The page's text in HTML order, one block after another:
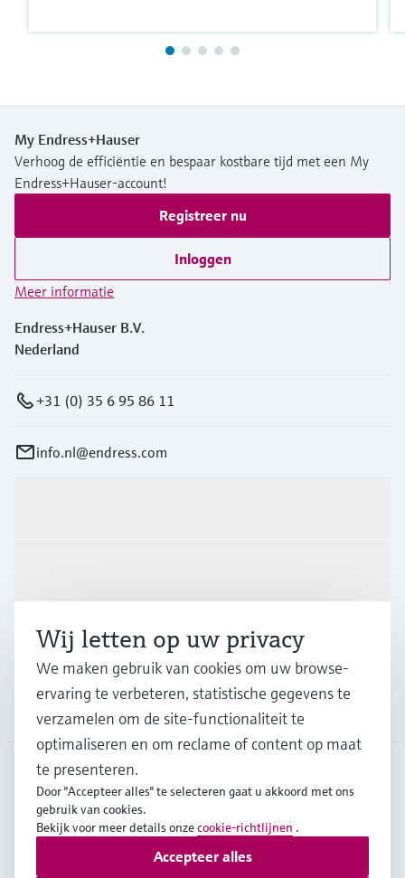
My Endress+Hauser
Verhoog de efficiëntie en bespaar kostbare tijd met een My
Endress+Hauser-account!
Registreer nu
Inloggen
Meer informatie
Endress+Hauser B.V.
Nederland
+31 (0) 35 6 95 86 11
info.nl@endress.com
Support
NLD•Nederlands
Copyright © Endress+Hauser Group Services AG
Wij letten op uw privacy
We maken gebruik van cookies om uw browse-
ervaring te verbeteren, statistische gegevens te
verzamelen om de site-functionaliteit te
optimaliseren en om reclame of content op maat
te presenteren.
Door "Accepteer alles" te selecteren gaat u akkoord met ons
gebruik van cookies.
Bekijk voor meer details onzecookie-richtlijnen .
Accepteer alles